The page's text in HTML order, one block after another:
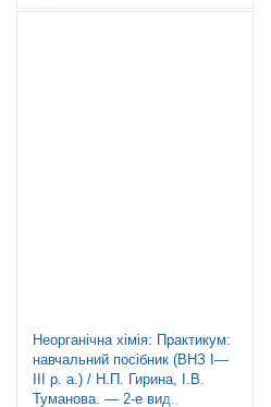
Неорганічна хімія: Практикум:
навчальний посібник (ВНЗ I—
III р. а.) / Н.П. Гирина, І.В.
Туманова. — 2-е вид.,